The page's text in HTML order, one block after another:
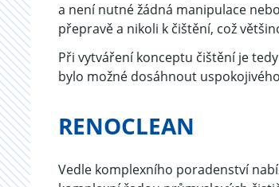
a není nutné žádná manipulace
přepravě a nikoli k čištění, což
Při vytváření konceptu čištění je
bylo možné dosáhnout
RENOCLEAN
Vedle komplexního poradenství